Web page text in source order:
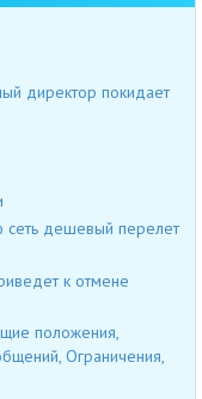
директор покидает
сеть дешевый перелет
к отмене
положения,
Ограничения,